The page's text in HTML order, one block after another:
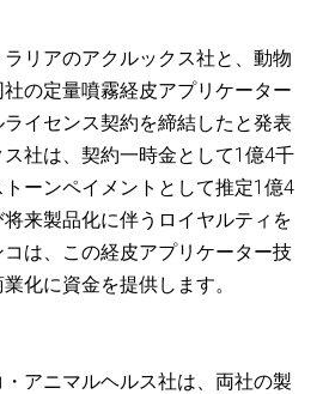
リアのアクルックス社と、動物
の定量噴霧経皮アプリケーター
イセンス契約を締結したと発表
社は、契約一時金として1億4千
ーンペイメントとして推定1億4
来製品化に伴うロイヤルティを
は、この経皮アプリケーター技
化に資金を提供します。
アニマルヘルス社は、両社の製